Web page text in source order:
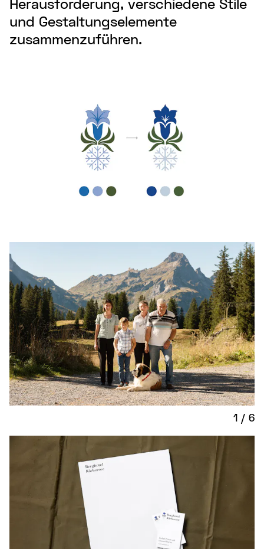
Herausforderung, verschiedene Stile
und Gestaltungselemente
zusammenzuführen.
1 / 6